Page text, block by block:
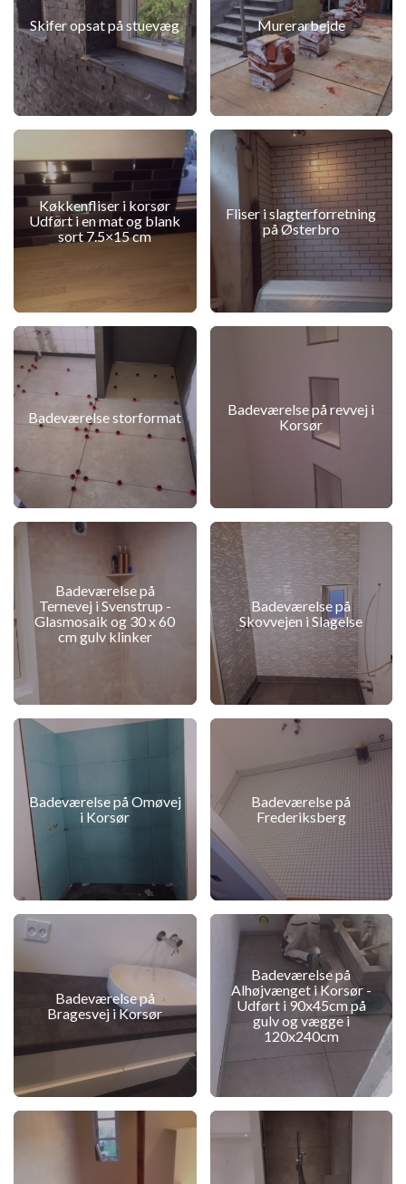
Skifer opsat på stuevæg Murerarbejde
Køkkenfliser i korsør
Udført i en mat og blank
sort 7.5×15 cm
Fliser i slagterforretning
på Østerbro
Badeværelse storformat
Badeværelse på revvej i
Korsør
Badeværelse på
Ternevej i Svenstrup -
Glasmosaik og 30 x 60
cm gulv klinker
Badeværelse på
Skovvejen i Slagelse
Badeværelse på Omøvej
i Korsør
Badeværelse på
Frederiksberg
Badeværelse på
Bragesvej i Korsør
Badeværelse på
Alhøjvænget i Korsør -
Udført i 90x45cm på
gulv og vægge i
120x240cm